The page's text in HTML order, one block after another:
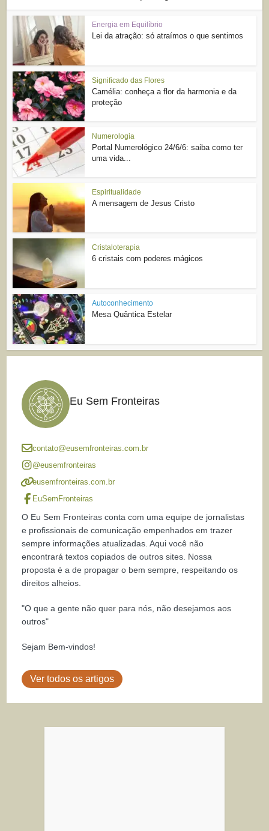
Energia em Equilíbrio
Lei da atração: só atraímos o que sentimos
Significado das Flores
Camélia: conheça a flor da harmonia e da
proteção
Numerologia
Portal Numerológico 24/6/6: saiba como ter
uma vida...
Espiritualidade
A mensagem de Jesus Cristo
Cristaloterapia
6 cristais com poderes mágicos
Autoconhecimento
Mesa Quântica Estelar
Eu Sem Fronteiras
contato@eusemfronteiras.com.br
@eusemfronteiras
eusemfronteiras.com.br
EuSemFronteiras
O Eu Sem Fronteiras conta com uma equipe de jornalistas
e profissionais de comunicação empenhados em trazer
sempre informações atualizadas. Aqui você não
encontrará textos copiados de outros sites. Nossa
proposta é a de propagar o bem sempre, respeitando os
direitos alheios.
"O que a gente não quer para nós, não desejamos aos
outros"
Sejam Bem-vindos!
Ver todos os artigos